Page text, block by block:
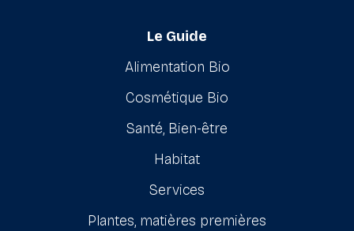
Le Guide
Alimentation Bio
Cosmétique Bio
Santé, Bien-être
Habitat
Services
Plantes, matières premières